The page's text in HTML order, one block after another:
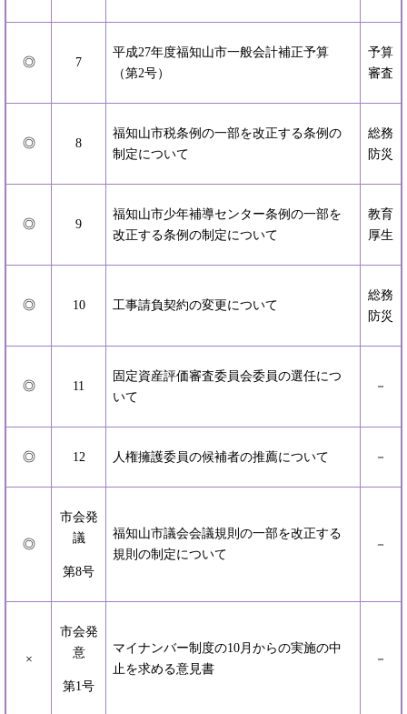
◎ 7
平成27年度福知山市一般会計補正予算
（第2号）
予算
審査
◎ 8
福知山市税条例の一部を改正する条例の
制定について
総務
防災
◎ 9
福知山市少年補導センター条例の一部を
改正する条例の制定について
教育
厚生
◎ 10 工事請負契約の変更について
総務
防災
◎ 11
固定資産評価審査委員会委員の選任につ
いて
－
◎ 12 人権擁護委員の候補者の推薦について －
◎
市会発
議
第8号
福知山市議会会議規則の一部を改正する
規則の制定について
－
×
市会発
意
第1号
マイナンバー制度の10月からの実施の中
止を求める意見書
－